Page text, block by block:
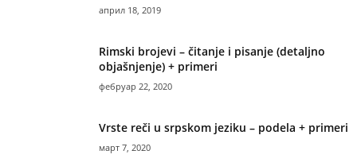
април 18, 2019
Rimski brojevi – čitanje i pisanje (detaljno
objašnjenje) + primeri
фебруар 22, 2020
Vrste reči u srpskom jeziku – podela + primeri
март 7, 2020